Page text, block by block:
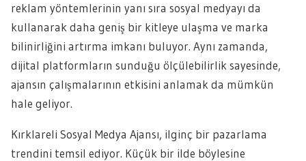
reklam yöntemlerinin yanı sıra sosyal medyayı da
kullanarak daha geniş bir kitleye ulaşma ve marka
bilinirliğini artırma imkanı buluyor. Aynı zamanda,
dijital platformların sunduğu ölçülebilirlik sayesinde,
ajansın çalışmalarının etkisini anlamak da mümkün
hale geliyor.
Kırklareli Sosyal Medya Ajansı, ilginç bir pazarlama
trendini temsil ediyor. Küçük bir ilde böylesine